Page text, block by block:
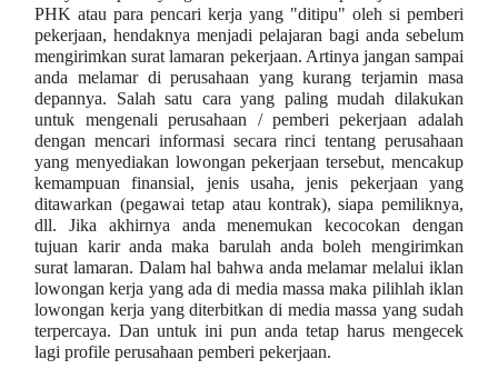
PHK atau para pencari kerja yang "ditipu" oleh si pemberi
pekerjaan, hendaknya menjadi pelajaran bagi anda sebelum
mengirimkan surat lamaran pekerjaan. Artinya jangan sampai
anda melamar di perusahaan yang kurang terjamin masa
depannya. Salah satu cara yang paling mudah dilakukan
untuk mengenali perusahaan / pemberi pekerjaan adalah
dengan mencari informasi secara rinci tentang perusahaan
yang menyediakan lowongan pekerjaan tersebut, mencakup
kemampuan finansial, jenis usaha, jenis pekerjaan yang
ditawarkan (pegawai tetap atau kontrak), siapa pemiliknya,
dll. Jika akhirnya anda menemukan kecocokan dengan
tujuan karir anda maka barulah anda boleh mengirimkan
surat lamaran. Dalam hal bahwa anda melamar melalui iklan
lowongan kerja yang ada di media massa maka pilihlah iklan
lowongan kerja yang diterbitkan di media massa yang sudah
terpercaya. Dan untuk ini pun anda tetap harus mengecek
lagi profile perusahaan pemberi pekerjaan.